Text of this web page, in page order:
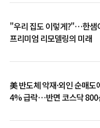
"우리 집도 이렇게?"…한샘
프리미엄 리모델링의 미래
美 반도체 악재·외인 순매도
4% 급락…반면 코스닥 800